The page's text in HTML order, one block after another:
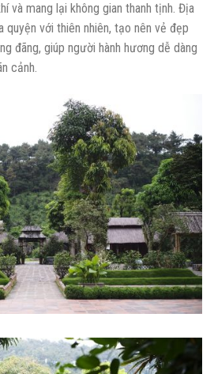
và mang lại không gian thanh tịnh. Địa
quyện với thiên nhiên, tạo nên vẻ đẹp
đãng, giúp người hành hương dễ dàng
cảnh.